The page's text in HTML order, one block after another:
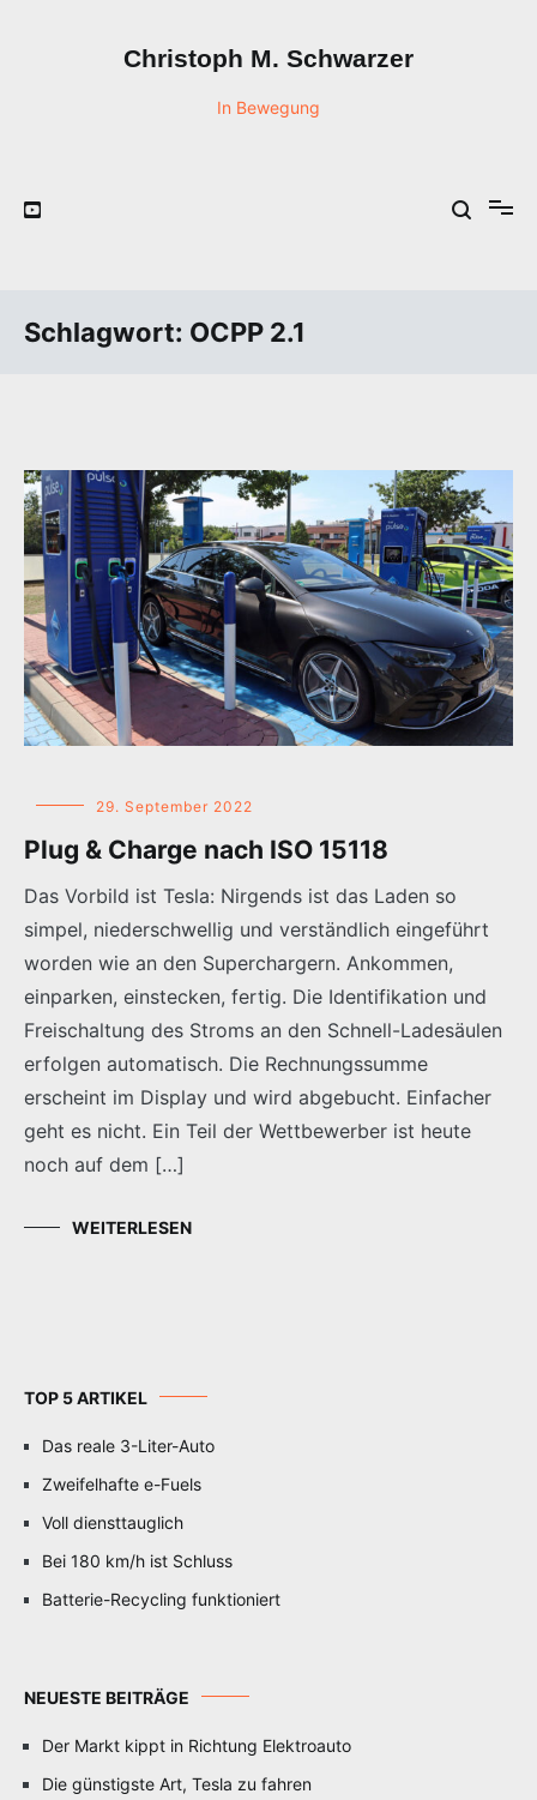
Christoph M. Schwarzer
In Bewegung
Schlagwort: OCPP 2.1
29. September 2022
Plug & Charge nach ISO 15118
Das Vorbild ist Tesla: Nirgends ist das Laden so
simpel, niederschwellig und verständlich eingeführt
worden wie an den Superchargern. Ankommen,
einparken, einstecken, fertig. Die Identifikation und
Freischaltung des Stroms an den Schnell-Ladesäulen
erfolgen automatisch. Die Rechnungssumme
erscheint im Display und wird abgebucht. Einfacher
geht es nicht. Ein Teil der Wettbewerber ist heute
noch auf dem […]
WEITERLESEN
TOP 5 ARTIKEL
Das reale 3-Liter-Auto
Zweifelhafte e-Fuels
Voll diensttauglich
Bei 180 km/h ist Schluss
Batterie-Recycling funktioniert
NEUESTE BEITRÄGE
Der Markt kippt in Richtung Elektroauto
Die günstigste Art, Tesla zu fahren